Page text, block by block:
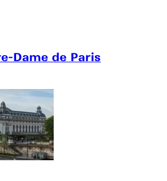
Dame de Paris